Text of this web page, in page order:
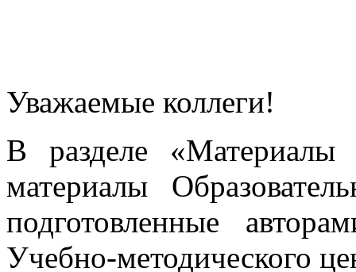
Уважаемые коллеги!
В разделе «Материалы
материалы
подготовленные
Учебно-методического